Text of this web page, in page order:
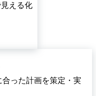
える化
った計画を策定・実